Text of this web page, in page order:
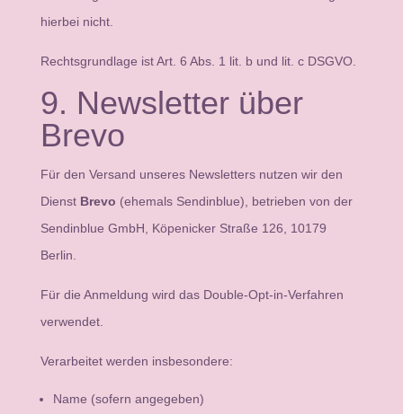
hierbei nicht.
Rechtsgrundlage ist Art. 6 Abs. 1 lit. b und lit. c DSGVO.
9. Newsletter über
Brevo
Für den Versand unseres Newsletters nutzen wir den
Dienst Brevo (ehemals Sendinblue), betrieben von der
Sendinblue GmbH, Köpenicker Straße 126, 10179
Berlin.
Für die Anmeldung wird das Double-Opt-in-Verfahren
verwendet.
Verarbeitet werden insbesondere:
Name (sofern angegeben)